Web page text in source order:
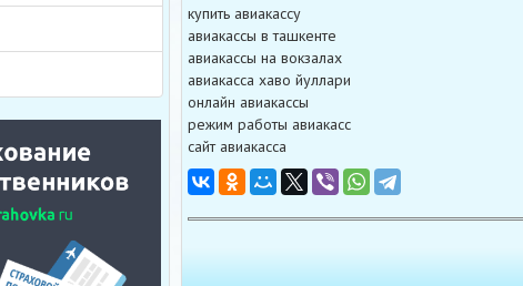
купить авиакассу
авиакассы в ташкенте
авиакассы на вокзалах
авиакасса хаво йуллари
онлайн авиакассы
режим работы авиакасс
сайт авиакасса